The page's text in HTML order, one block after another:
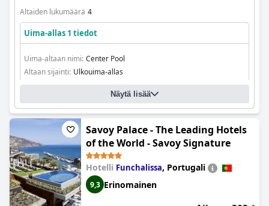
Altaiden lukumäärä 4
Uima-allas 1 tiedot
Uima-altaan nimi: Center Pool
Altaan sijainti: Ulkouima-allas
Näytä lisää
Savoy Palace - The Leading Hotels
of the World - Savoy Signature
Hotelli Funchalissa, Portugali
9,3 Erinomainen